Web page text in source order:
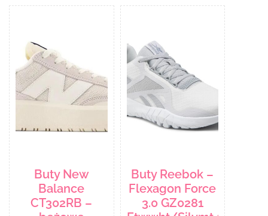
Buty New
Balance
CT302RB –
Buty Reebok –
Flexagon Force
3.0 GZ0281